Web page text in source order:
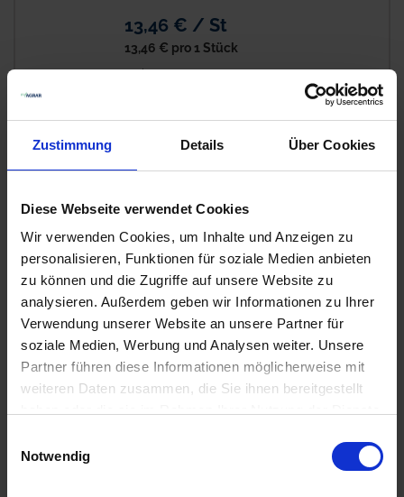
Zustimmung Details Über Cookies
Diese Webseite verwendet Cookies
Wir verwenden Cookies, um Inhalte und Anzeigen zu
personalisieren, Funktionen für soziale Medien anbieten
zu können und die Zugriffe auf unsere Website zu
analysieren. Außerdem geben wir Informationen zu Ihrer
Verwendung unserer Website an unsere Partner für
soziale Medien, Werbung und Analysen weiter. Unsere
Partner führen diese Informationen möglicherweise mit
weiteren Daten zusammen, die Sie ihnen bereitgestellt
Notwendig
13,46 € / St
13,46 € pro 1 Stück
zzgl. 19% MwSt.
POLMAC Reparatursatz
55,97 € / St
zzgl. 19% MwSt.
19 POLMAC Durchflussmesser
Verfügbar
Lieferung voraussichtlich ab 30.09.26